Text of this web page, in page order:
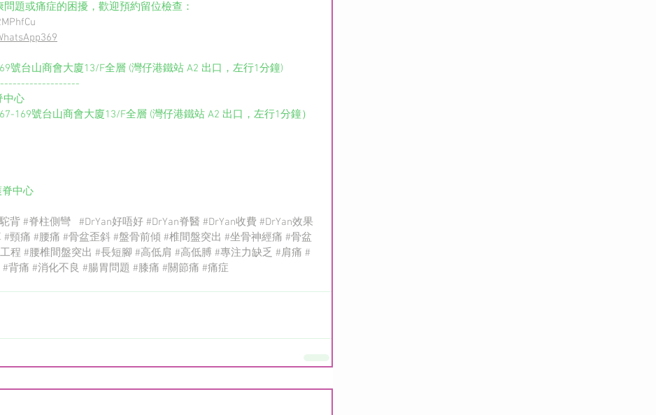
題或痛症的困擾，歡迎預約留位檢查：
號台山商會大廈13/F全層 (灣仔港鐵站 A2 出口，左行1分鐘)
中心
169號台山商會大廈13/F全層 (灣仔港鐵站 A2 出口，左行1分鐘）
脊中心
背 #脊柱側彎 #DrYan好唔好 #DrYan脊醫 #DrYan收費 #DrYan效果
#頸痛 #腰痛 #骨盆歪斜 #盤骨前傾 #椎間盤突出 #坐骨神經痛 #骨盆
程 #腰椎間盤突出 #長短腳 #高低肩 #高低膊 #專注力缺乏 #肩痛 #
#背痛 #消化不良 #腸胃問題 #膝痛 #關節痛 #痛症